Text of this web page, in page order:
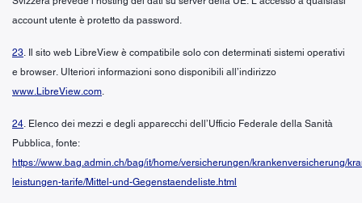
account utente è protetto da password.
23. Il sito web LibreView è compatibile solo con determinati sistemi operativi
e browser. Ulteriori informazioni sono disponibili all’indirizzo
www.LibreView.com.
24. Elenco dei mezzi e degli apparecchi dell’Ufficio Federale della Sanità
Pubblica, fonte:
https://www.bag.admin.ch/bag/it/home/versicherungen/krankenversicherung/
leistungen-tarife/Mittel-und-Gegenstaendeliste.html